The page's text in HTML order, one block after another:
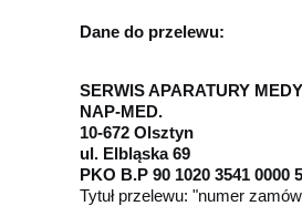
Dane do przelewu:
SERWIS APARATURY
NAP-MED.
10-672 Olsztyn
ul. Elbląska 69
PKO B.P 90 1020 3541 0000
Tytuł przelewu: "numer